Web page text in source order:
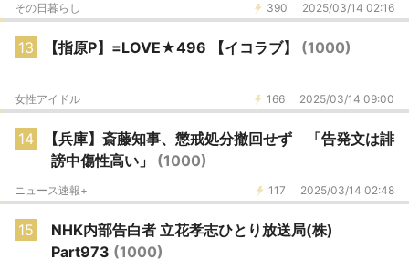
390 2025/03/14 02:16
その日暮らし
13 【指原P】=LOVE★496 【イコラブ】 (1000)
166 2025/03/14 09:00
女性アイドル
14
【兵庫】斎藤知事、懲戒処分撤回せず 「告発文は誹
謗中傷性高い」 (1000)
117 2025/03/14 02:48
ニュース速報+
15
NHK内部告白者 立花孝志ひとり放送局(株)
Part973 (1000)